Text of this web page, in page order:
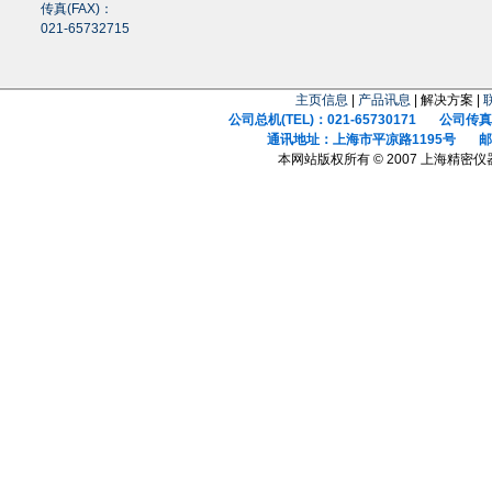
传真(FAX)：
021-65732715
主页信息 产品讯息 | 解决方案 |
公司总机(TEL)：021-65730171 公司传真
通讯地址：上海市平凉路1195号 邮
本网站版权所有 © 2007 上海精密仪